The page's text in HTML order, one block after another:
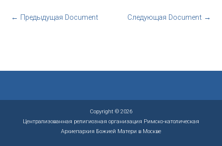
← Предыдущая Document Следующая Document →
Copyright © 2026
Централизованная религиозная организация Римско-католическая
Архиепархия Божией Матери в Москве